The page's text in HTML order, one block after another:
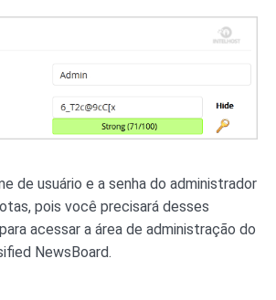
de usuário e a senha do administrador
pois você precisará desses
acessar a área de administração do
NewsBoard.